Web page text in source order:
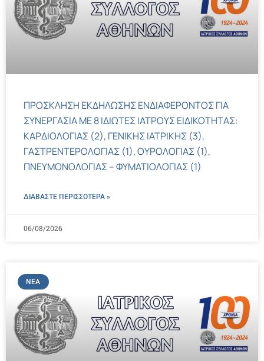
ΠΡΟΣΚΛΗΣΗ ΕΚΔΗΛΩΣΗΣ ΕΝΔΙΑΦΕΡΟΝΤΟΣ ΓΙΑ
ΣΥΝΕΡΓΑΣΙΑ ΜΕ 8 ΙΔΙΩΤΕΣ ΙΑΤΡΟΥΣ ΕΙΔΙΚΟΤΗΤΑΣ:
ΚΑΡΔΙΟΛΟΓΙΑΣ (2), ΓΕΝΙΚΗΣ ΙΑΤΡΙΚΗΣ (3),
ΓΑΣΤΡΕΝΤΕΡΟΛΟΓΙΑΣ (1), ΟΥΡΟΛΟΓΙΑΣ (1),
ΠΝΕΥΜΟΝΟΛΟΓΙΑΣ – ΦΥΜΑΤΙΟΛΟΓΙΑΣ (1)
ΔΙΑΒΑΣΤΕ ΠΕΡΙΣΣΌΤΕΡΑ »
06/08/2026
ΝΈΑ